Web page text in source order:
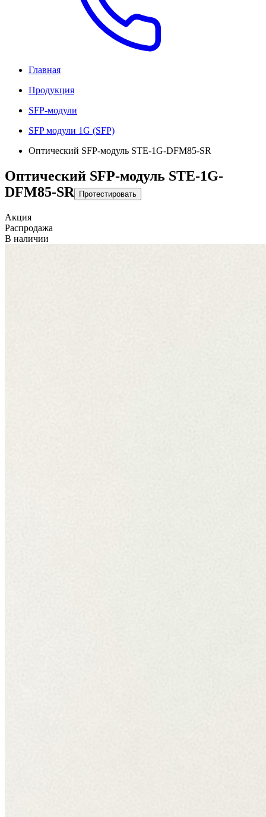
Главная
Продукция
SFP-модули
SFP модули 1G (SFP)
Оптический SFP-модуль STE-1G-DFM85-SR
Оптический SFP-модуль STE-1G-
DFM85-SR
Протестировать
Акция
Распродажа
В наличии